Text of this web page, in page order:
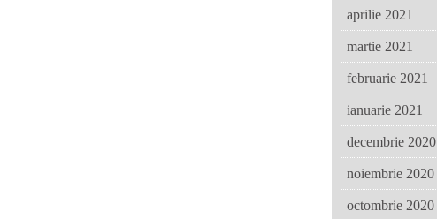
aprilie 2021
martie 2021
februarie 2021
ianuarie 2021
decembrie 2020
noiembrie 2020
octombrie 2020